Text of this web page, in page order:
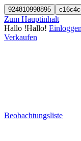
924810998895
Zum Hauptinhalt
Hallo !Hallo! Einloggen
Verkaufen
Beobachtungsliste